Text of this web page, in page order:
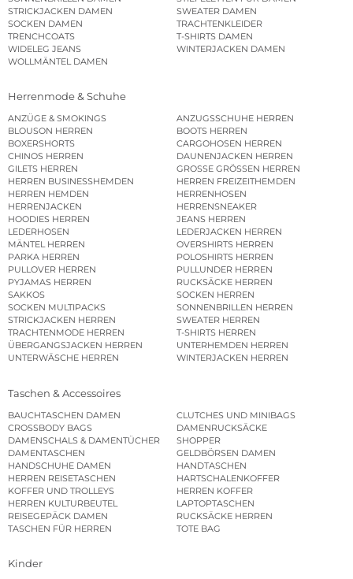
STRICKJACKEN DAMEN
SWEATER DAMEN
SOCKEN DAMEN
TRACHTENKLEIDER
TRENCHCOATS
T-SHIRTS DAMEN
WIDELEG JEANS
WINTERJACKEN DAMEN
WOLLMÄNTEL DAMEN
Herrenmode & Schuhe
ANZÜGE & SMOKINGS
ANZUGSSCHUHE HERREN
BLOUSON HERREN
BOOTS HERREN
BOXERSHORTS
CARGOHOSEN HERREN
CHINOS HERREN
DAUNENJACKEN HERREN
GILETS HERREN
GROSSE GRÖSSEN HERREN
HERREN BUSINESSHEMDEN
HERREN FREIZEITHEMDEN
HERREN HEMDEN
HERRENHOSEN
HERRENJACKEN
HERRENSNEAKER
HOODIES HERREN
JEANS HERREN
LEDERHOSEN
LEDERJACKEN HERREN
MÄNTEL HERREN
OVERSHIRTS HERREN
PARKA HERREN
POLOSHIRTS HERREN
PULLOVER HERREN
PULLUNDER HERREN
PYJAMAS HERREN
RUCKSÄCKE HERREN
SAKKOS
SOCKEN HERREN
SOCKEN MULTIPACKS
SONNENBRILLEN HERREN
STRICKJACKEN HERREN
SWEATER HERREN
TRACHTENMODE HERREN
T-SHIRTS HERREN
ÜBERGANGSJACKEN HERREN
UNTERHEMDEN HERREN
UNTERWÄSCHE HERREN
WINTERJACKEN HERREN
Taschen & Accessoires
BAUCHTASCHEN DAMEN
CLUTCHES UND MINIBAGS
CROSSBODY BAGS
DAMENRUCKSÄCKE
DAMENSCHALS & DAMENTÜCHER
SHOPPER
DAMENTASCHEN
GELDBÖRSEN DAMEN
HANDSCHUHE DAMEN
HANDTASCHEN
HERREN REISETASCHEN
HARTSCHALENKOFFER
KOFFER UND TROLLEYS
HERREN KOFFER
HERREN KULTURBEUTEL
LAPTOPTASCHEN
REISEGEPÄCK DAMEN
RUCKSÄCKE HERREN
TASCHEN FÜR HERREN
TOTE BAG
Kinder